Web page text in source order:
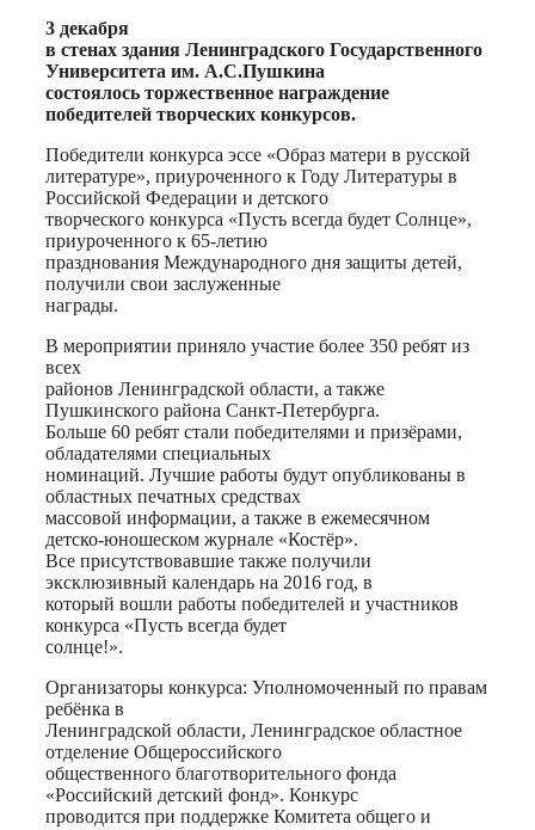
3 декабря
в стенах здания Ленинградского Государственного
Университета им. А.С.Пушкина
состоялось торжественное награждение
победителей творческих конкурсов.
Победители конкурса эссе «Образ матери в русской
литературе», приуроченного к Году Литературы в
Российской Федерации и детского
творческого конкурса «Пусть всегда будет Солнце»,
приуроченного к 65-летию
празднования Международного дня защиты детей,
получили свои заслуженные
награды.
В мероприятии приняло участие более 350 ребят из
всех
районов Ленинградской области, а также
Пушкинского района Санкт-Петербурга.
Больше 60 ребят стали победителями и призёрами,
обладателями специальных
номинаций. Лучшие работы будут опубликованы в
областных печатных средствах
массовой информации, а также в ежемесячном
детско-юношеском журнале «Костёр».
Все присутствовавшие также получили
эксклюзивный календарь на 2016 год, в
который вошли работы победителей и участников
конкурса «Пусть всегда будет
солнце!».
Организаторы конкурса: Уполномоченный по правам
ребёнка в
Ленинградской области, Ленинградское областное
отделение Общероссийского
общественного благотворительного фонда
«Российский детский фонд». Конкурс
проводится при поддержке Комитета общего и